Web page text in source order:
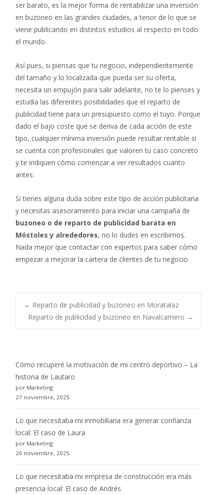
ser barato, es la mejor forma de rentabilizar una inversión
en buzoneo en las grandes ciudades, a tenor de lo que se
viene publicando en distintos estudios al respecto en todo
el mundo.
Así pues, si piensas que tu negocio, independientemente
del tamaño y lo localizada que pueda ser su oferta,
necesita un empujón para salir adelante, no te lo pienses y
estudia las diferentes posibilidades que el reparto de
publicidad tiene para un presupuesto como el tuyo. Porque
dado el bajo coste que se deriva de cada acción de este
tipo, cualquier mínima inversión puede resultar rentable si
se cuenta con profesionales que valoren tu caso concreto
y te indiquen cómo comenzar a ver resultados cuanto
antes.
Si tienes alguna duda sobre este tipo de acción publicitaria
y necesitas asesoramiento para iniciar una campaña de
buzoneo o de reparto de publicidad barata en
Móstoles y alrededores, no lo dudes en escribirnos.
Nada mejor que contactar con expertos para saber cómo
empezar a mejorar la cartera de clientes de tu negocio.
Post
← Reparto de publicidad y buzoneo en Moratalaz
Reparto de publicidad y buzoneo en Navalcarnero →
Cómo recuperé la motivación de mi centro deportivo – La
historia de Lautaro
por Marketing
27 noviembre, 2025
Lo que necesitaba mi inmobiliaria era generar confianza
local: El caso de Laura
por Marketing
26 noviembre, 2025
Lo que necesitaba mi empresa de construcción era más
presencia local: El caso de Andrés